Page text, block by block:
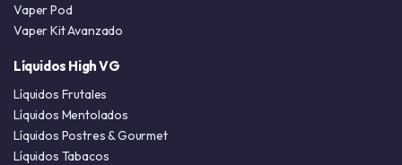
Vaper Pod
Vaper Kit Avanzado
Líquidos High VG
Líquidos Frutales
Líquidos Mentolados
Líquidos Postres & Gourmet
Líquidos Tabacos